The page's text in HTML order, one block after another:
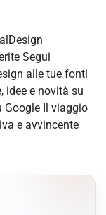
Segui
alle tue fonti
idee e novità su
Google Il viaggio
e avvincente